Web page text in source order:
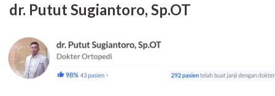
dr. Putut Sugiantoro, Sp.OT